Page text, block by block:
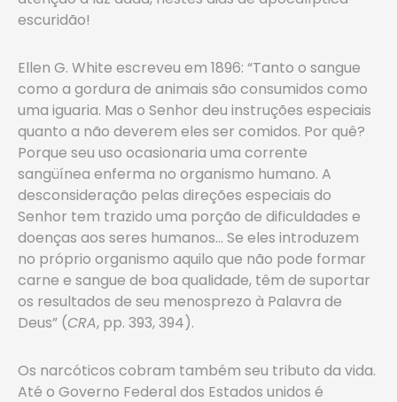
escuridão!
Ellen G. White escreveu em 1896: “Tanto o sangue
como a gordura de animais são consumidos como
uma iguaria. Mas o Senhor deu instruções especiais
quanto a não deverem eles ser comidos. Por quê?
Porque seu uso ocasionaria uma corrente
sangüínea enferma no organismo humano. A
desconsideração pelas direções especiais do
Senhor tem trazido uma porção de dificuldades e
doenças aos seres humanos… Se eles introduzem
no próprio organismo aquilo que não pode formar
carne e sangue de boa qualidade, têm de suportar
os resultados de seu menosprezo à Palavra de
Deus” (CRA, pp. 393, 394).
Os narcóticos cobram também seu tributo da vida.
Até o Governo Federal dos Estados unidos é